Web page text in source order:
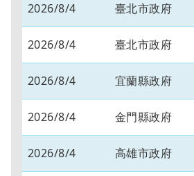
2026/8/4 臺北市政府
2026/8/4 臺北市政府
2026/8/4 宜蘭縣政府
2026/8/4 金門縣政府
2026/8/4 高雄市政府